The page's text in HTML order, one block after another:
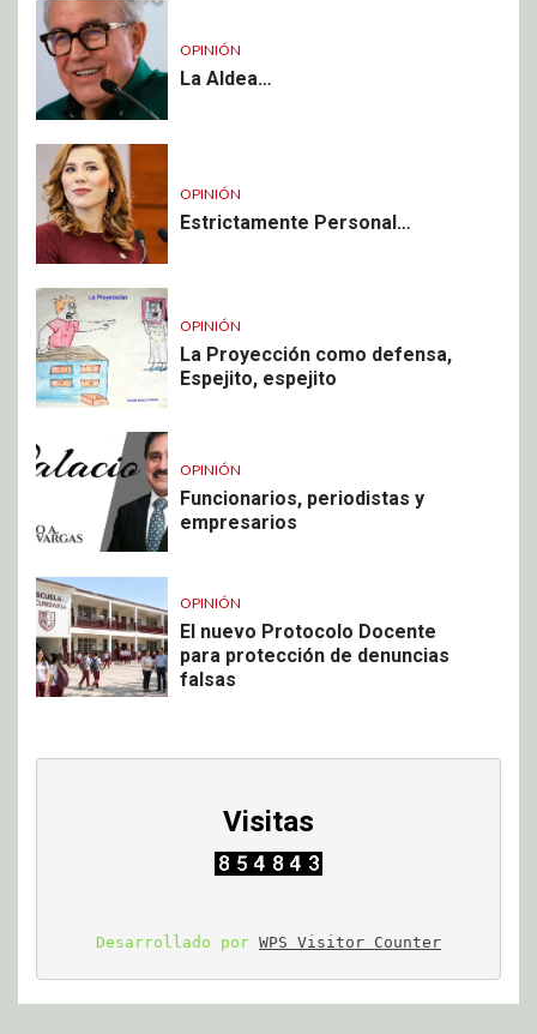
OPINIÓN
La Aldea…
OPINIÓN
Estrictamente Personal…
OPINIÓN
La Proyección como defensa,
Espejito, espejito
OPINIÓN
Funcionarios, periodistas y
empresarios
OPINIÓN
El nuevo Protocolo Docente
para protección de denuncias
falsas
Visitas
Desarrollado por WPS Visitor Counter